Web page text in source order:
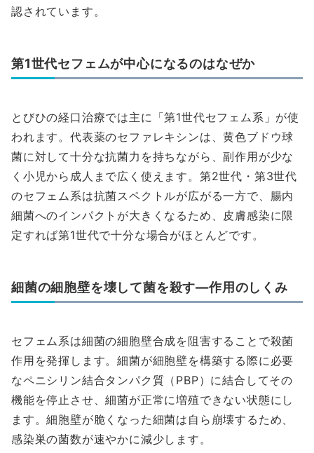
認されています。
第1世代セフェムが中心になるのはなぜか
とびひの経口治療では主に「第1世代セフェム系」が使
われます。代表薬のセファレキシンは、黄色ブドウ球
菌に対して十分な抗菌力を持ちながら、副作用が少な
く小児から成人まで広く使えます。第2世代・第3世代
のセフェム系は抗菌スペクトルが広がる一方で、腸内
細菌へのインパクトが大きくなるため、皮膚感染に限
定すれば第1世代で十分な場合がほとんどです。
細菌の細胞壁を壊して菌を殺す—作用のしくみ
セフェム系は細菌の細胞壁合成を阻害することで殺菌
作用を発揮します。細菌が細胞壁を構築する際に必要
なペニシリン結合タンパク質（PBP）に結合してその
機能を停止させ、細菌が正常に増殖できない状態にし
ます。細胞壁が脆くなった細菌は自ら崩壊するため、
感染巣の菌数が速やかに減少します。